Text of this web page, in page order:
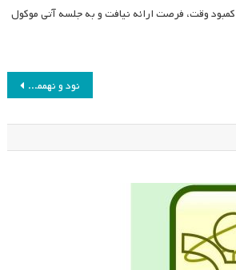
وقت، فرصت ارائه نیافت و به جلسه آتی موکول
نود و نهممین جلسه هیئت مدیره انجمن مطالعات برنامه درسی ایران